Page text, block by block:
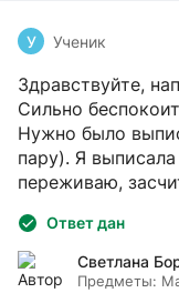
У Ученик
Здравствуйте,
Сильно
Нужно было
пару). Я
переживаю,
Ответ дан
Светлана
Предметы: